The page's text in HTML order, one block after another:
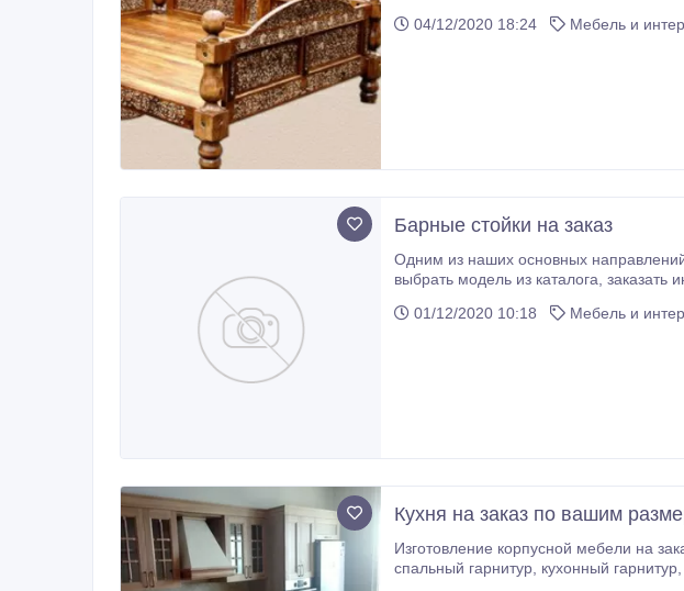
04/12/2020 18:24
Мебель и
Барные стойки на заказ
Одним из наших основных
выбрать модель из каталога, заказать индивидуальный дизайн по Вашим эскизам или просто объяснить нашему менеджеру .
экземпляре.
01/12/2020 10:18 Мебель и
Кухня на заказ по вашим
Изготовление корпусной мебели на заказ. Гарантия
спальный гарнитур, кухонный гарнитур, торговое оборудование, гардеробные, офисную мебель, двери межкомнатные, двери